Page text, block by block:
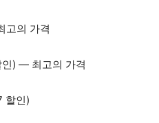
고의 가격
) — 최고의 가격
할인)